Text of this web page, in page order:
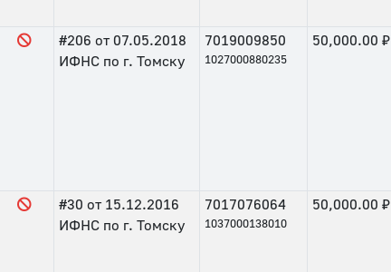
#206 от 07.05.2018
ИФНС по г. Томску
7019009850
1027000880235
50,000.00 ₽
#30 от 15.12.2016
ИФНС по г. Томску
7017076064
1037000138010
50,000.00 ₽